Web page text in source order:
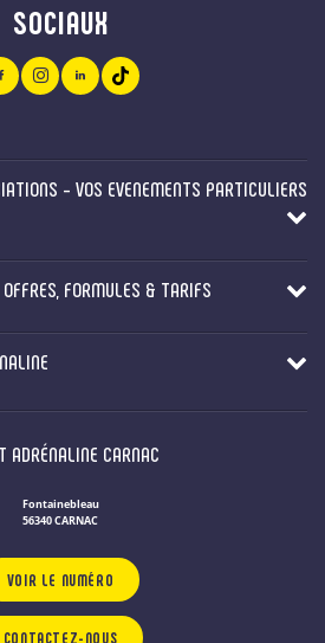
SOCIAUX
- VOS EVENEMENTS PARTICULIERS
FORMULES & TARIFS
ADRÉNALINE CARNAC
Fontainebleau
56340 CARNAC
VOIR LE NUMÉRO
CONTACTEZ-NOUS